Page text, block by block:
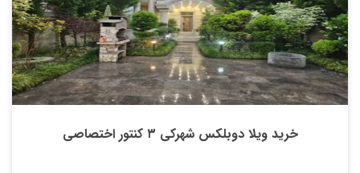
خرید ویلا دوبلکس شهرکی ۳ کنتور اختصاصی